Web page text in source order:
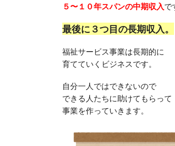
５〜１０年スパンの中期収入で
最後に３つ目の長期収入。
福祉サービス事業は長期的に
育てていくビジネスです。
自分一人ではできないので
できる人たちに助けてもらって
事業を作っていきます。